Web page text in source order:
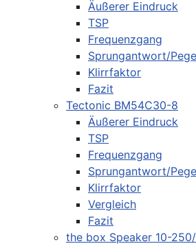
Äußerer Eindruck
TSP
Frequenzgang
Sprungantwort/
Klirrfaktor
Fazit
Tectonic BM54C30-8
Äußerer Eindruck
TSP
Frequenzgang
Sprungantwort/
Klirrfaktor
Vergleich
Fazit
the box Speaker 10-